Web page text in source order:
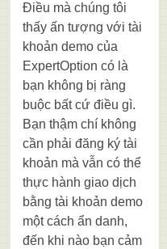
Điều mà chúng tôi
thấy ấn tượng với tài
khoản demo của
ExpertOption có là
bạn không bị ràng
buộc bất cứ điều gì.
Bạn thậm chí không
cần phải đăng ký tài
khoản mà vẫn có thể
thực hành giao dịch
bằng tài khoản demo
một cách ẩn danh,
đến khi nào bạn cảm